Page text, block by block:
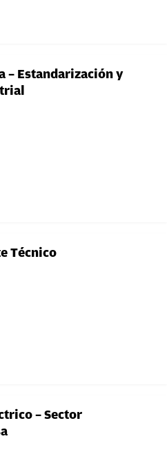
– Estandarización y
Técnico
– Sector